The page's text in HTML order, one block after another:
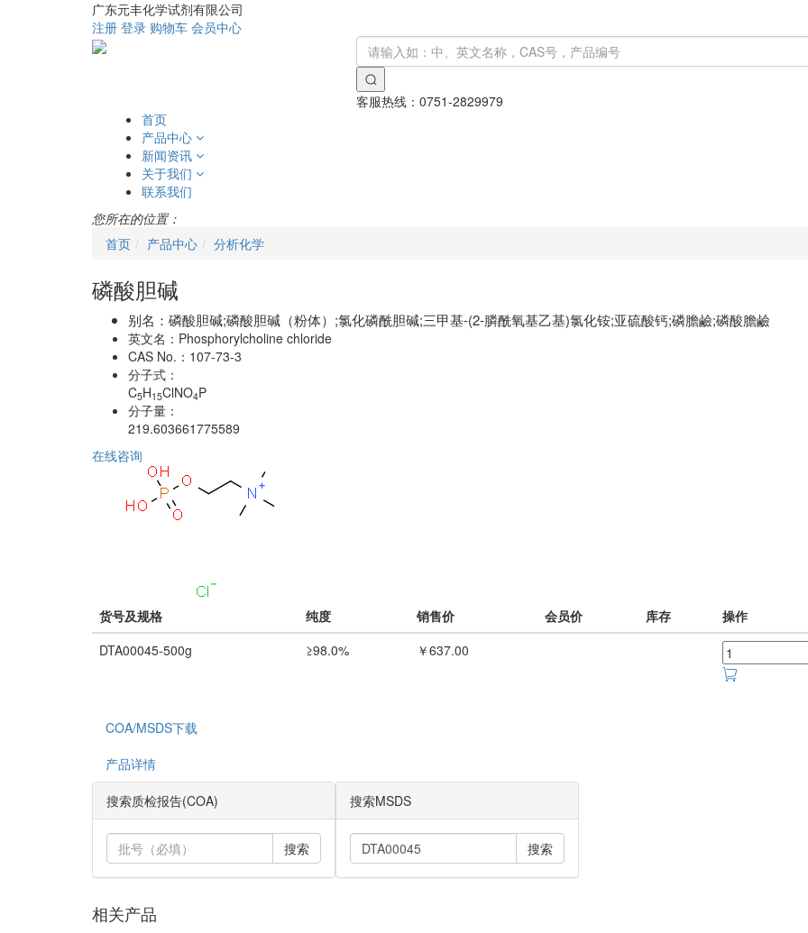
广东元丰化学试剂有限公司
注册 登录 购物车 会员中心
客服热线： 0751-2829979
首页
产品中心
新闻资讯
关于我们
联系我们
您所在的位置：
首页
产品中心 分析化学
磷酸胆碱
别名： 磷酸胆碱;磷酸胆碱（粉体）;氯化磷酰胆碱;三甲基-(2-膦酰氧基乙基)氯化铵;亚硫酸钙;磷膽鹼;磷酸膽鹼
英文名： Phosphorylcholine chloride
CAS No.： 107-73-3
分子式：
C5H15ClNO4P
分子量：
219.603661775589
在线咨询
货号及规格 纯度 销售价 会员价 库存
操作
DTA00045-500g
≥98.0% ￥637.00
COA/MSDS下载
产品详情
搜索质检报告(COA)
搜索
搜索MSDS
搜索
相关产品